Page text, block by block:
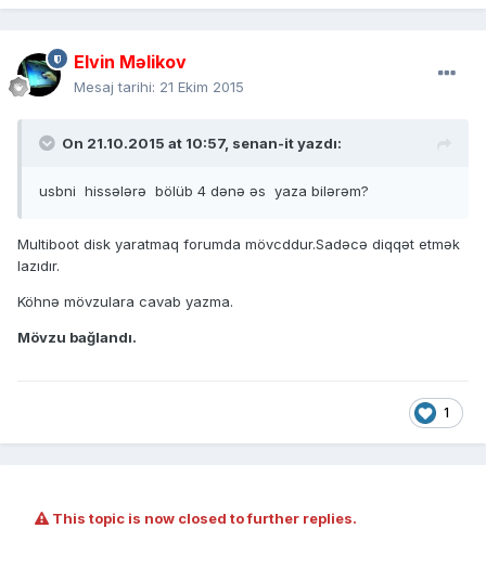
Elvin Məlikov
Mesaj tarihi: 21 Ekim 2015
On 21.10.2015 at 10:57, senan-it yazdı:
usbni hissələrə bölüb 4 dənə əs yaza bilərəm?
Multiboot disk yaratmaq forumda mövcddur.Sadəcə diqqət etmək
lazıdır.
Köhnə mövzulara cavab yazma.
Mövzu bağlandı.
1
This topic is now closed to further replies.